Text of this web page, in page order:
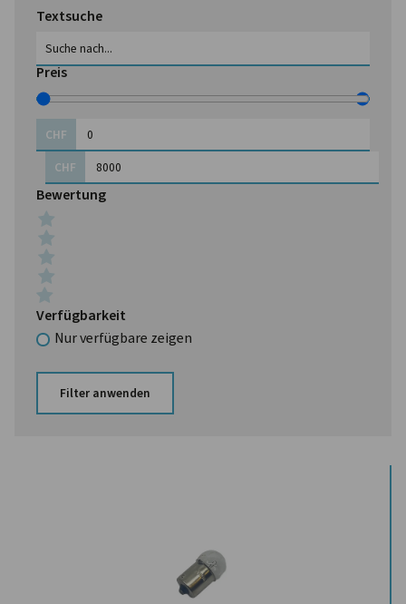
Textsuche
Preis
CHF
CHF
Bewertung
Verfügbarkeit
Nur verfügbare zeigen
Filter anwenden